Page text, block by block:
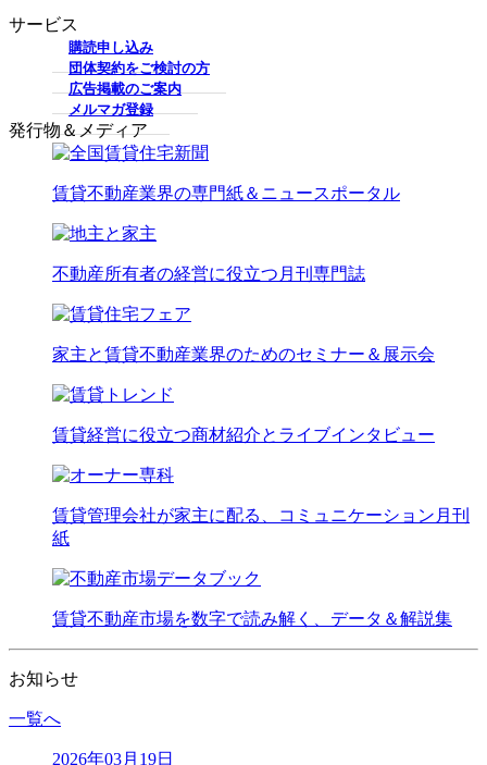
サービス
購読申し込み
団体契約をご検討の方
広告掲載のご案内
メルマガ登録
発行物＆メディア
賃貸不動産業界の専門紙＆ニュースポータル
不動産所有者の経営に役立つ月刊専門誌
家主と賃貸不動産業界のためのセミナー＆展示会
賃貸経営に役立つ商材紹介とライブインタビュー
賃貸管理会社が家主に配る、コミュニケーション月刊
紙
賃貸不動産市場を数字で読み解く、データ＆解説集
お知らせ
一覧へ
2026年03月19日